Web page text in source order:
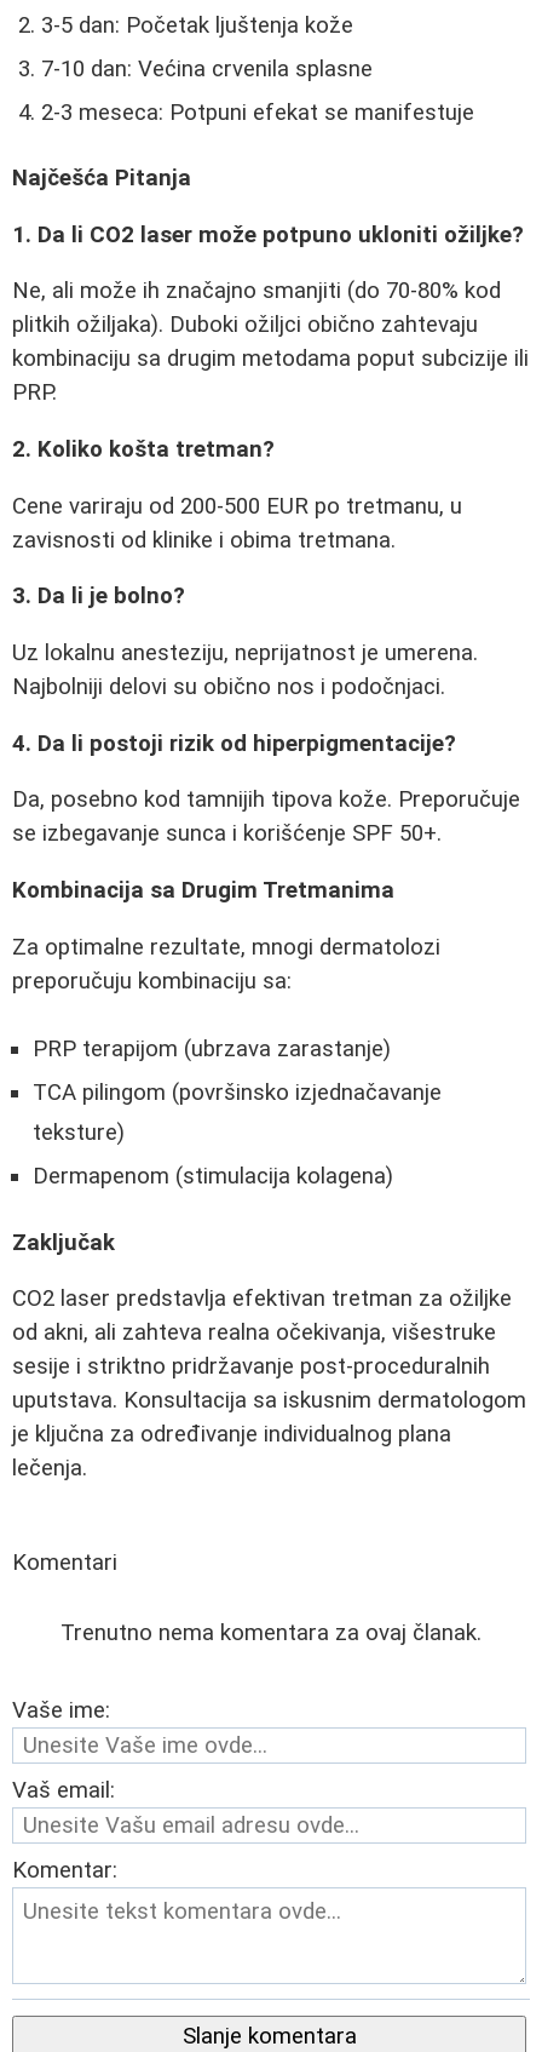
3-5 dan: Početak ljuštenja kože
7-10 dan: Većina crvenila splasne
2-3 meseca: Potpuni efekat se manifestuje
Najčešća Pitanja
1. Da li CO2 laser može potpuno ukloniti ožiljke?
Ne, ali može ih značajno smanjiti (do 70-80% kod
plitkih ožiljaka). Duboki ožiljci obično zahtevaju
kombinaciju sa drugim metodama poput subcizije ili
PRP.
2. Koliko košta tretman?
Cene variraju od 200-500 EUR po tretmanu, u
zavisnosti od klinike i obima tretmana.
3. Da li je bolno?
Uz lokalnu anesteziju, neprijatnost je umerena.
Najbolniji delovi su obično nos i podočnjaci.
4. Da li postoji rizik od hiperpigmentacije?
Da, posebno kod tamnijih tipova kože. Preporučuje
se izbegavanje sunca i korišćenje SPF 50+.
Kombinacija sa Drugim Tretmanima
Za optimalne rezultate, mnogi dermatolozi
preporučuju kombinaciju sa:
PRP terapijom (ubrzava zarastanje)
TCA pilingom (površinsko izjednačavanje
teksture)
Dermapenom (stimulacija kolagena)
Zaključak
CO2 laser predstavlja efektivan tretman za ožiljke
od akni, ali zahteva realna očekivanja, višestruke
sesije i striktno pridržavanje post-proceduralnih
uputstava. Konsultacija sa iskusnim dermatologom
je ključna za određivanje individualnog plana
lečenja.
Komentari
Trenutno nema komentara za ovaj članak.
Vaše ime:
Vaš email:
Komentar:
Slanje komentara